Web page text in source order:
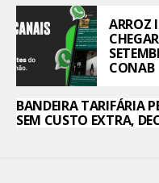
ARROZ
CONAB
BANDEIRA TARIFÁRIA
SEM CUSTO EXTRA,